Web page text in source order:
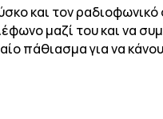
και τον
μαζί του και να
πάθιασμα για να